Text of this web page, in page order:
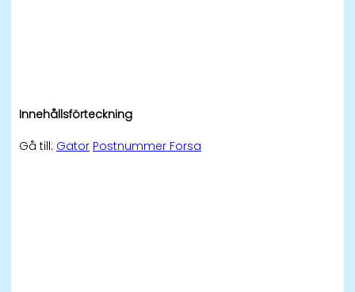
Innehållsförteckning
Gå till: Gator Postnummer Forsa